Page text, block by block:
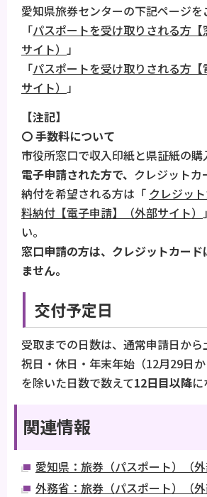
愛知県旅券センターの下記ページを
「パスポートを受け取りされる方
サイト） 」
「パスポートを受け取りされる方
サイト） 」
【注記】
〇 手数料について
市役所窓口で収入印紙と県証紙の購
電子申請された方で、 クレジットカ
納付を希望される方は「 クレジッ
料納付【電子申請】（外部サイト）
い。
窓口申請の方は、クレジットカー
ません。
交付予定日
受取までの日数は、通常申請日から
祝日・休日・年末年始（12月29日か
を除いた日数で数えて12日目以降に
関連情報
愛知県：旅券（パスポート）（外
外務省：旅券（パスポート）（外